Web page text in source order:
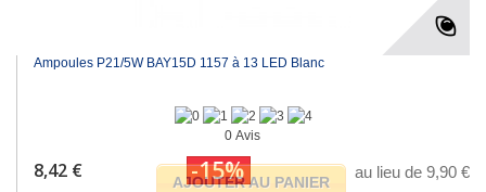
Ampoules P21/5W BAY15D 1157 à 13 LED Blanc
0 Avis
8,42 € au lieu de 9,90 €
-15%
AJOUTER AU PANIER